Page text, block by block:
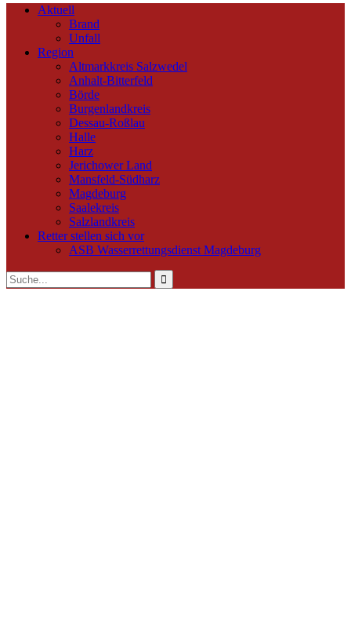
Aktuell
Brand
Unfall
Region
Altmarkkreis Salzwedel
Anhalt-Bitterfeld
Börde
Burgenlandkreis
Dessau-Roßlau
Halle
Harz
Jerichower Land
Mansfeld-Südharz
Magdeburg
Saalekreis
Salzlandkreis
Retter stellen sich vor
ASB Wasserrettungsdienst Magdeburg